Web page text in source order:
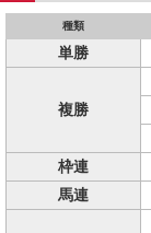
種類
単勝
複勝
枠連
馬連